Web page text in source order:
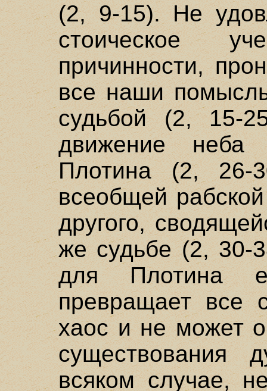
(2, 9-15). Не
стоическое
причинности,
все наши
судьбой (2, 15-
движение неба
Плотина (2,
всеобщей
другого,
же судьбе (2, 30-
для Плотина
превращает все
хаос и не может
существования
всяком случае,